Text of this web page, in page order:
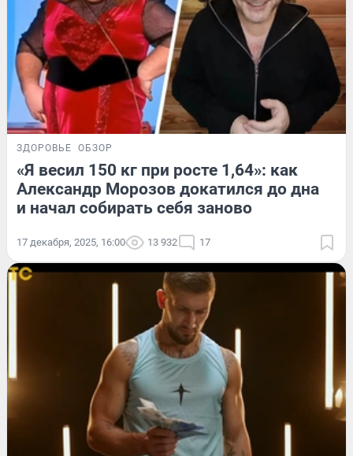
ЗДОРОВЬЕ ОБЗОР
«Я весил 150 кг при росте 1,64»: как
Александр Морозов докатился до дна
и начал собирать себя заново
17 декабря, 2025, 16:00 13 932 17